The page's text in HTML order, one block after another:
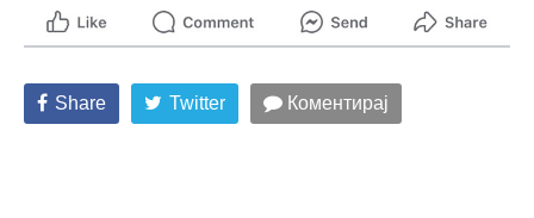
Share Twitter Коментирај